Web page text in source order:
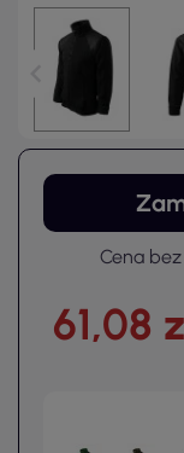
Cena
61,08